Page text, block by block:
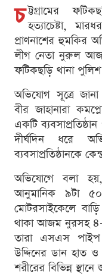
চ ট্টগ্রামের
হত্যাচেষ্টা,
প্রাণনাশের হুমকির
লীগ নেতা নুরুল
ফটিকছড়ি থানা
অভিযোগ সূত্রে
বীর জাহানারা
একটি
দীর্ঘদিন ধরে
ব্যবসাপ্রতিষ্ঠানকে
অভিযোগে বলা
আনুমানিক ৯টা ৫০
মোটরসাইকেলে
থাকা আজম নুরসহ
তারা এসএস পাইপ
উদ্দিনের ডান হাত
শরীরের বিভিন্ন